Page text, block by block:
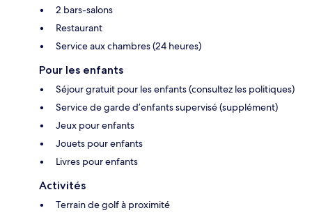
2 bars-salons
Restaurant
Service aux chambres (24 heures)
Pour les enfants
Séjour gratuit pour les enfants (consultez les politiques)
Service de garde d’enfants supervisé (supplément)
Jeux pour enfants
Jouets pour enfants
Livres pour enfants
Activités
Terrain de golf à proximité